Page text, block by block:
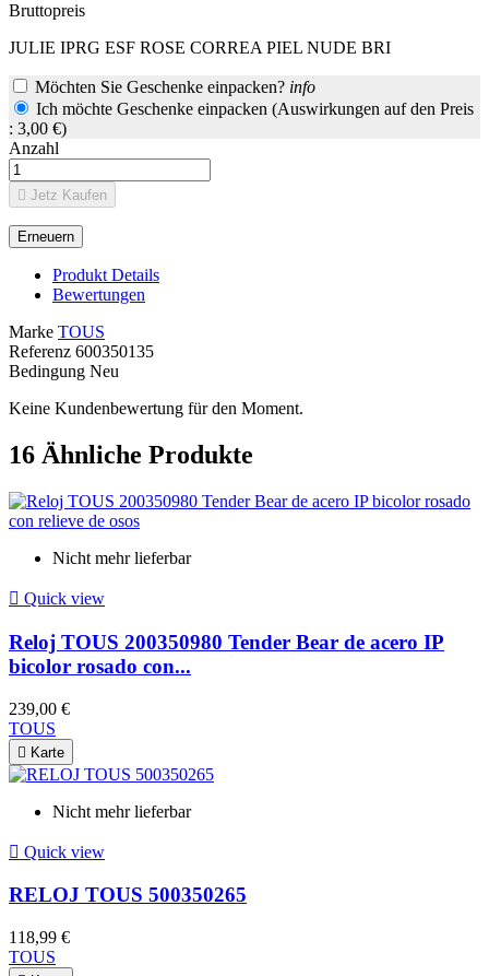
Bruttopreis
JULIE IPRG ESF ROSE CORREA PIEL NUDE BRI
Möchten Sie Geschenke einpacken? info
Ich möchte Geschenke einpacken (Auswirkungen auf den Preis
: 3,00 €)
Anzahl
 Jetz Kaufen
Produkt Details
Bewertungen
Marke TOUS
Referenz 600350135
Bedingung Neu
Keine Kundenbewertung für den Moment.
16 Ähnliche Produkte
Nicht mehr lieferbar
 Quick view
Reloj TOUS 200350980 Tender Bear de acero IP
bicolor rosado con...
239,00 €
TOUS
 Karte
Nicht mehr lieferbar
 Quick view
RELOJ TOUS 500350265
118,99 €
TOUS